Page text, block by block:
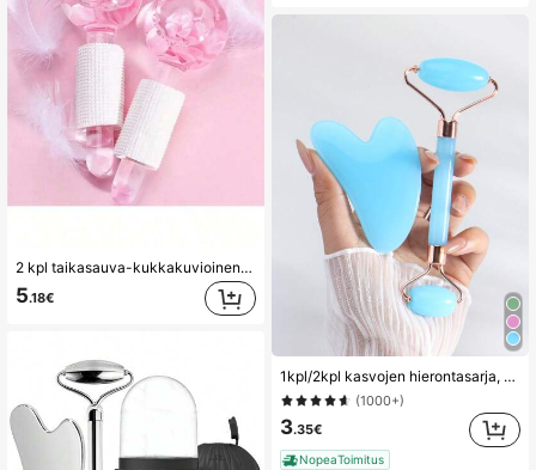
2 kpl taikasauva-kukkakuvioinen jääpallo kylmä-/lämpöhoitoon, läpinäkyvä kimalteleva kristallinen energiapohjoinen hierontapallo, kasvojen hierontalaite epämukavuuden lievittämiseen, kauneudenhoitotuote, kylpylä, itsestä huolehtiminen, ihonhoitotyökalu, kasvojenhoito, kosmetologin tarvikkeet
5.18€
1kpl/2kpl kasvojen hierontasarja, kaksoisrulla, kolmiokaapimen hierontatyökalusarja, vaaleansininen, kauneus, ihonhoitotuotteet, kylpylä, itsehoito, ihonhoitotyökalut, kasvojenhoito, esteetikon tarvikkeet, hieronta, kasvojen hierontatyökalu, kasvorulla
(1000+)
3.35€
NopeaToimitus